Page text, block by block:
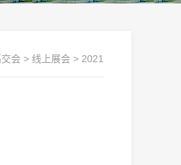
会 > 线上展会 > 2021